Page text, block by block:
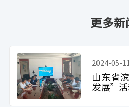
更多新
2024-05-11
山东省
发展”活